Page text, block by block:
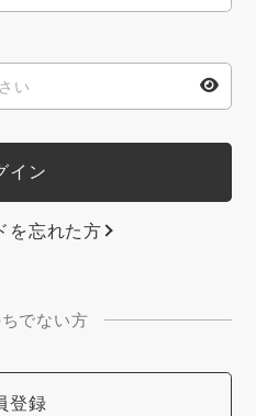
を忘れた方
でない方
登録